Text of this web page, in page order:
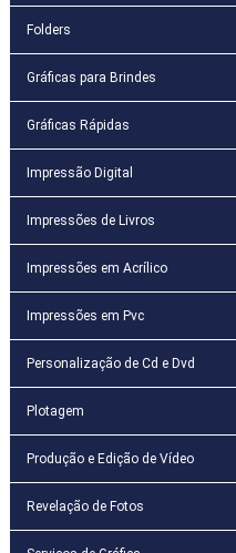
Folders
Gráficas para Brindes
Gráficas Rápidas
Impressão Digital
Impressões de Livros
Impressões em Acrílico
Impressões em Pvc
Personalização de Cd e Dvd
Plotagem
Produção e Edição de Vídeo
Revelação de Fotos